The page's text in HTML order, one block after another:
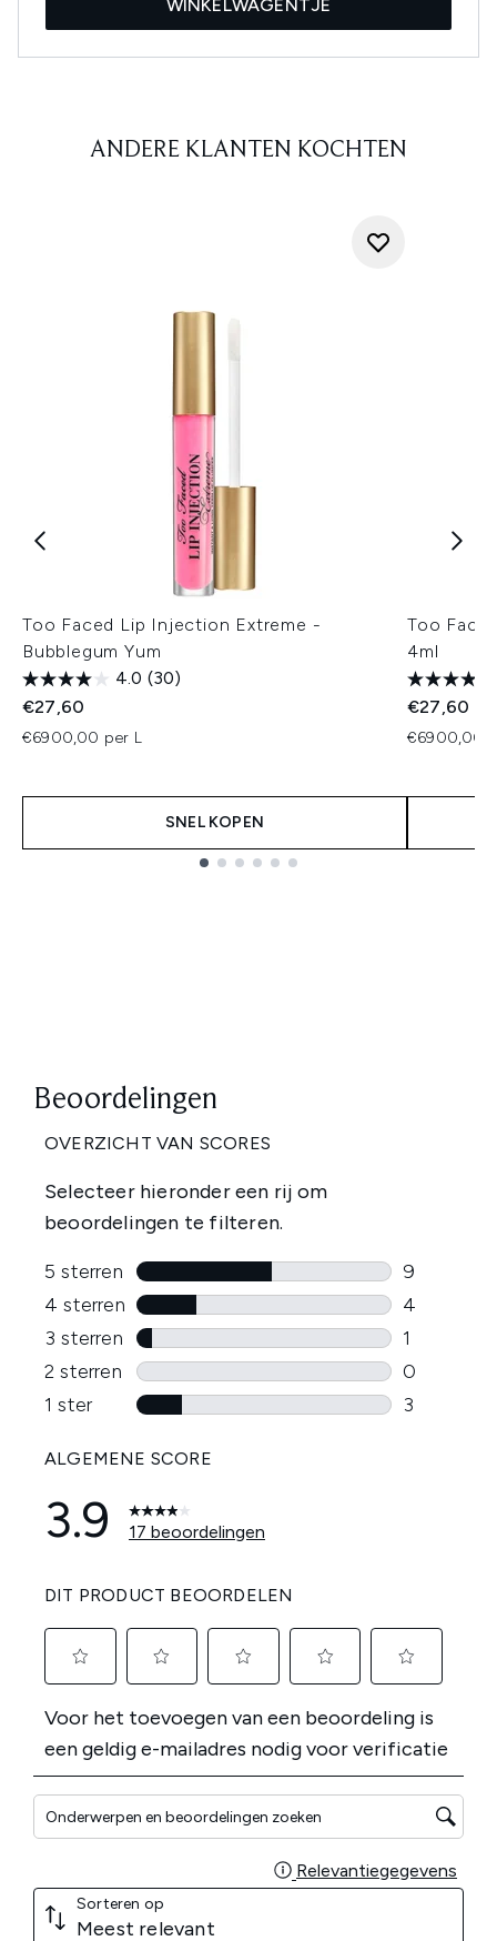
WINKELWAGENTJE
ANDERE KLANTEN KOCHTEN
Too Faced Lip Injection Extreme -
Bubblegum Yum
4.0 (30)
€27,60
€6900,00 per L
SNEL KOPEN
Too
4ml
€27,60
€6900,00